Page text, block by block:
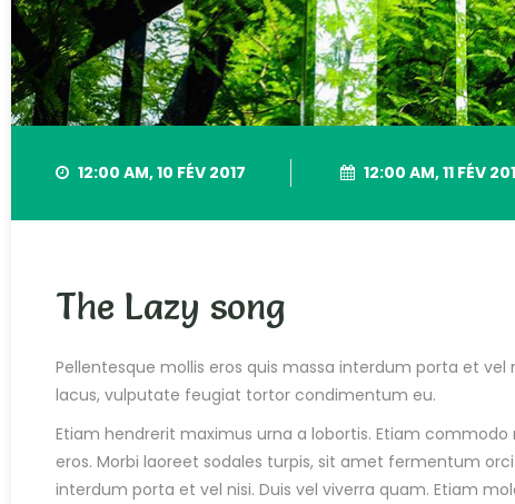
12:00 AM, 10 FÉV 2017 12:00 AM, 11 FÉV
The Lazy song
Pellentesque mollis eros quis massa interdum porta et vel
lacus, vulputate feugiat tortor condimentum eu.
Etiam hendrerit maximus urna a lobortis. Etiam
eros. Morbi laoreet sodales turpis, sit amet fermentum
interdum porta et vel nisi. Duis vel viverra quam. Etiam